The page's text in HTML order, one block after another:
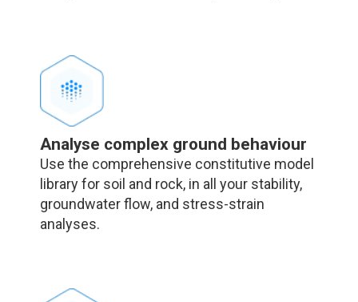
Analyse complex ground behaviour
Use the comprehensive constitutive model
library for soil and rock, in all your stability,
groundwater flow, and stress-strain
analyses.